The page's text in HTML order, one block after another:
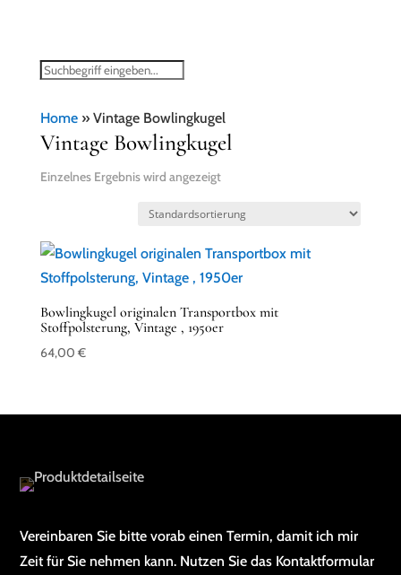
Home» Vintage Bowlingkugel
Vintage Bowlingkugel
Einzelnes Ergebnis wird angezeigt
Bowlingkugel originalen Transportbox mit
Stoffpolsterung, Vintage , 1950er
64,00 €
Vereinbaren Sie bitte vorab einen Termin, damit ich mir
Zeit für Sie nehmen kann. Nutzen Sie das Kontaktformular